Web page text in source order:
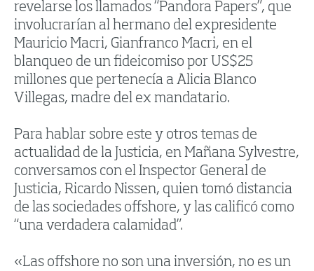
revelarse los llamados “Pandora Papers”, que
involucrarían al hermano del expresidente
Mauricio Macri, Gianfranco Macri, en el
blanqueo de un fideicomiso por US$25
millones que pertenecía a Alicia Blanco
Villegas, madre del ex mandatario.
Para hablar sobre este y otros temas de
actualidad de la Justicia, en Mañana Sylvestre,
conversamos con el Inspector General de
Justicia, Ricardo Nissen, quien tomó distancia
de las sociedades offshore, y las calificó como
“una verdadera calamidad”.
«Las offshore no son una inversión, no es un